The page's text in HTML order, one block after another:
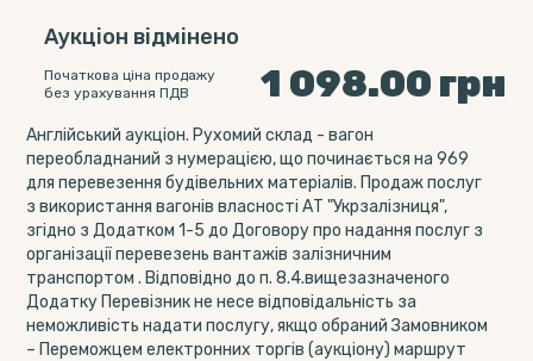
Аукціон відмінено
Початкова ціна продажу
без урахування ПДВ
1 098.00 грн
Англійський аукціон. Рухомий склад - вагон
переобладнаний з нумерацією, що починається на 969
для перевезення будівельних матеріалів. Продаж послуг
з використання вагонів власності АТ "Укрзалізниця",
згідно з Додатком 1-5 до Договору про надання послуг з
організації перевезень вантажів залізничним
транспортом . Відповідно до п. 8.4.вищезазначеного
Додатку Перевізник не несе відповідальність за
неможливість надати послугу, якщо обраний Замовником
– Переможцем електронних торгів (аукціону) маршрут